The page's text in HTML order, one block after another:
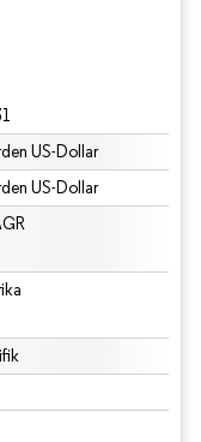
US-Dollar
US-Dollar
Namensnennung